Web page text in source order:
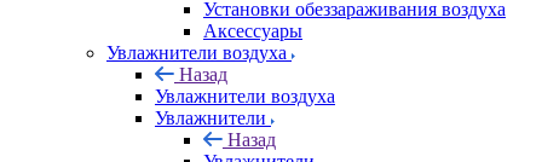
Установки обеззараживания воздуха
Аксессуары
Увлажнители воздуха
Назад
Увлажнители воздуха
Увлажнители
Назад